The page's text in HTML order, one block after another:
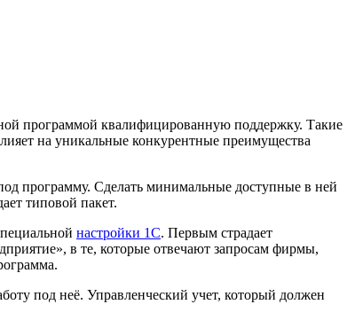
программой квалифицированную поддержку. Такие
на уникальные конкурентные преимущества
программу. Сделать минимальные доступные в ней
типовой пакет.
настройки 1С. Первым страдает
в те, которые отвечают запросам фирмы,
под неё. Управленческий учет, который должен